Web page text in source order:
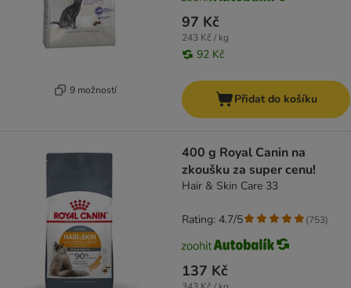
9 možností
97 Kč
243 Kč / kg
92 Kč
Přidat do košíku
400 g Royal Canin na
zkoušku za super cenu!
Hair & Skin Care 33
137 Kč
Rating: 4.7/5 (753)